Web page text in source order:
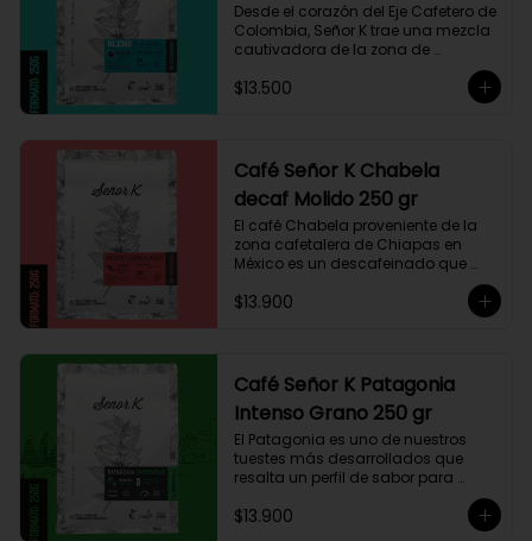
Desde el corazón del Eje Cafetero de
Colombia, Señor K trae una mezcla
cautivadora de la zona de
Manizales, entre 1.800 y 1.950 msnm.
La variedad es Castillo, que ha sido
trazas de chocolate. El tueste medio
permite degustar todos los sabores
complejos de este café
$13.500
Café Señor K Chabela
decaf Molido 250 gr
El café Chabela proveniente de la
zona cafetalera de Chiapas en
México es un descafeinado que
Este café se siembra cerca de la
fruto de su trabajo en el campo a
su madre, Chabela. Es un típica
descafeinado con agua, con
toques especiados y un cuerpo
cremoso, resaltan notas canela,
chocolate negro y lima, esto le
otorga una puntuación de 83,75. Si
buscas descansar de la cafeína,
esta es una exquisita alternativa
$13.900
Café Señor K Patagonia
Intenso Grano 250 gr
El Patagonia es uno de nuestros
tuestes más desarrollados que
resalta un perfil de sabor para
intenso único y con exquisito
$13.900